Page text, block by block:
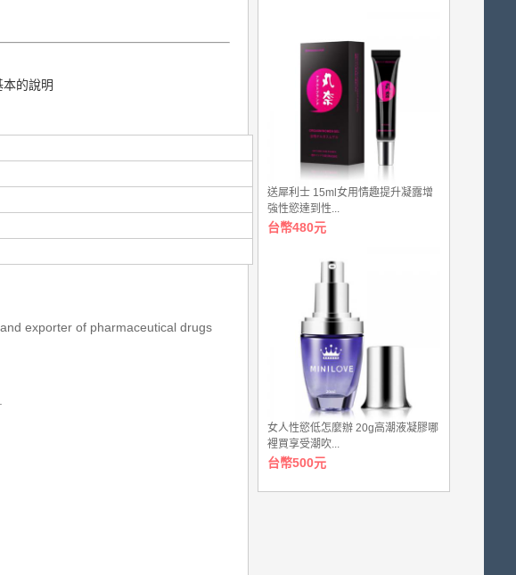
的說明
exporter of pharmaceutical drugs
送犀利士 15ml女用情趣提升凝露增
強性慾達到性...
台幣480元
女人性慾低怎麼辦 20g高潮液凝膠哪
裡買享受潮吹...
台幣500元